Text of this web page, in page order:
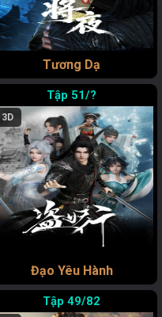
Tương Dạ
51/?
3D
Đạo Yêu Hành
49/82